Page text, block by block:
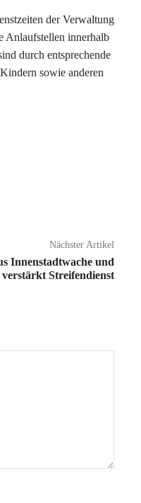
der Verwaltung
Anlaufstellen innerhalb
durch entsprechende
sowie anderen
Nächster Artikel
Innenstadtwache und
verstärkt Streifendienst